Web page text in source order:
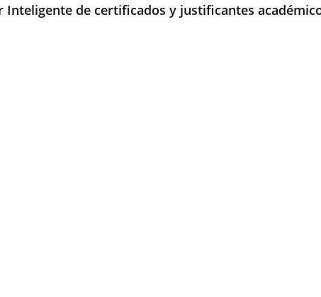
Inteligente de certificados y justificantes